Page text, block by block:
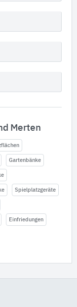
Merten
Gartenbänke
Spielplatzgeräte
Einfriedungen